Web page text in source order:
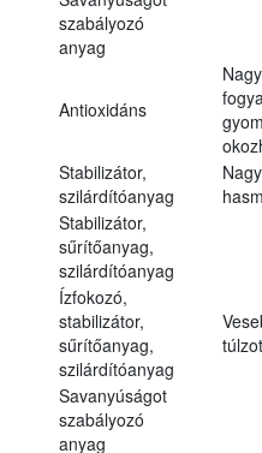
szabályozó
anyag
Antioxidáns
Stabilizátor,
szilárdítóanyag
Stabilizátor,
sűrítőanyag,
szilárdítóanyag
Ízfokozó,
stabilizátor,
sűrítőanyag,
szilárdítóanyag
Savanyúságot
szabályozó
anyag